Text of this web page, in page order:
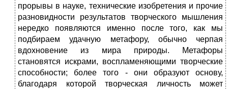
прорывы в науке, технические изобретения и прочие
разновидности результатов творческого мышления
нередко появляются именно после того, как мы
подбираем удачную метафору, обычно черпая
вдохновение из мира природы. Метафоры
становятся искрами, воспламеняющими творческие
способности; более того - они образуют основу,
благодаря которой творческая личность может